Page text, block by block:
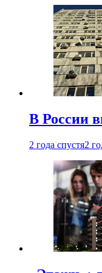
В России
2 года спустя2